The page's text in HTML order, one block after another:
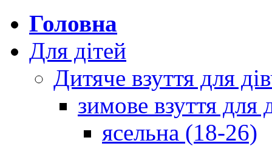
Головна
Для дітей
Дитяче взуття для
зимове взуття для
ясельна (18-26)